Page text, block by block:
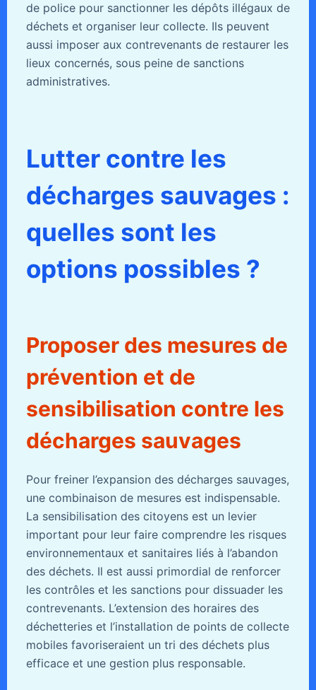
de police pour sanctionner les dépôts illégaux de
déchets et organiser leur collecte. Ils peuvent
aussi imposer aux contrevenants de restaurer les
lieux concernés, sous peine de sanctions
administratives.
Lutter contre les
décharges sauvages :
quelles sont les
options possibles ?
Proposer des mesures de
prévention et de
sensibilisation contre les
décharges sauvages
Pour freiner l’expansion des décharges sauvages,
une combinaison de mesures est indispensable.
La sensibilisation des citoyens est un levier
important pour leur faire comprendre les risques
environnementaux et sanitaires liés à l’abandon
des déchets. Il est aussi primordial de renforcer
les contrôles et les sanctions pour dissuader les
contrevenants. L’extension des horaires des
déchetteries et l’installation de points de collecte
mobiles favoriseraient un tri des déchets plus
efficace et une gestion plus responsable.